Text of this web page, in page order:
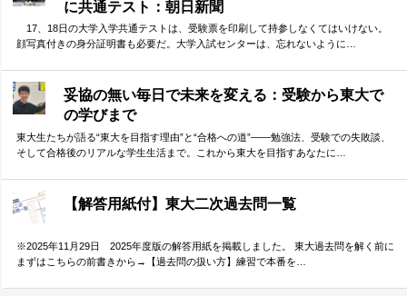
に共通テスト：朝日新聞
17、18日の大学入学共通テストは、受験票を印刷して持参しなくてはいけない。
顔写真付きの身分証明書も必要だ。大学入試センターは、忘れないように…
妥協の無い毎日で未来を変える：受験から東大で
の学びまで
東大生たちが語る“東大を目指す理由”と“合格への道”――勉強法、受験での失敗談、
そして合格後のリアルな学生生活まで。これから東大を目指すあなたに…
【解答用紙付】東大二次過去問一覧
※2025年11月29日 2025年度版の解答用紙を掲載しました。 東大過去問を解く前に
まずはこちらの前書きから→【過去問の扱い方】練習で本番を…